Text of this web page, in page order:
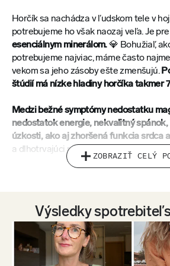
Horčík sa nachádza v ľudskom tele v
potrebujeme ho však naozaj veľa. Je
esenciálnym minerálom.💎 Bohužiaľ,
potrebujeme najviac, máme často
vekom sa jeho zásoby ešte zmenšujú.
štúdií má nízke hladiny horčíka takmer
Medzi bežné symptómy nedostatku
nedostatok energie, nekvalitný
úzkosti, ako aj zhoršená funkcia srdca
a dlhotrvajúci nedostatok však môže
problémy, ako sú osteoporóza, depresia
horčík ako horčík.Veľa bežne
nášho tela nedokáže ani poriadne
spoliehajú na placebo efekt. V našom
najbežnejšiu formu horčíka, oxid
ZOBRAZIŤ CELÝ
Výsledky